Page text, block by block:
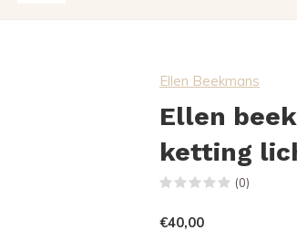
Ellen Beekmans
Ellen
ketting
(0)
€40,00